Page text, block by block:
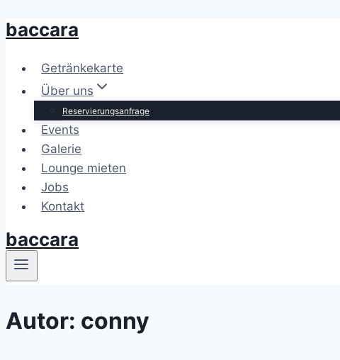
Zum
springen
baccara
Getränkekarte
Über uns
Reservierungsanfrage
Events
Galerie
Lounge mieten
Jobs
Kontakt
baccara
Autor: conny